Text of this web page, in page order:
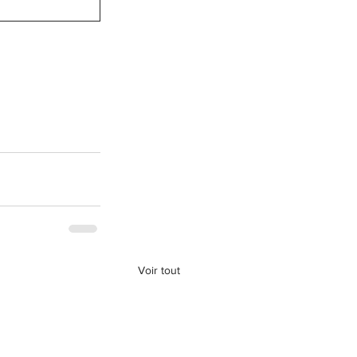
Voir tout